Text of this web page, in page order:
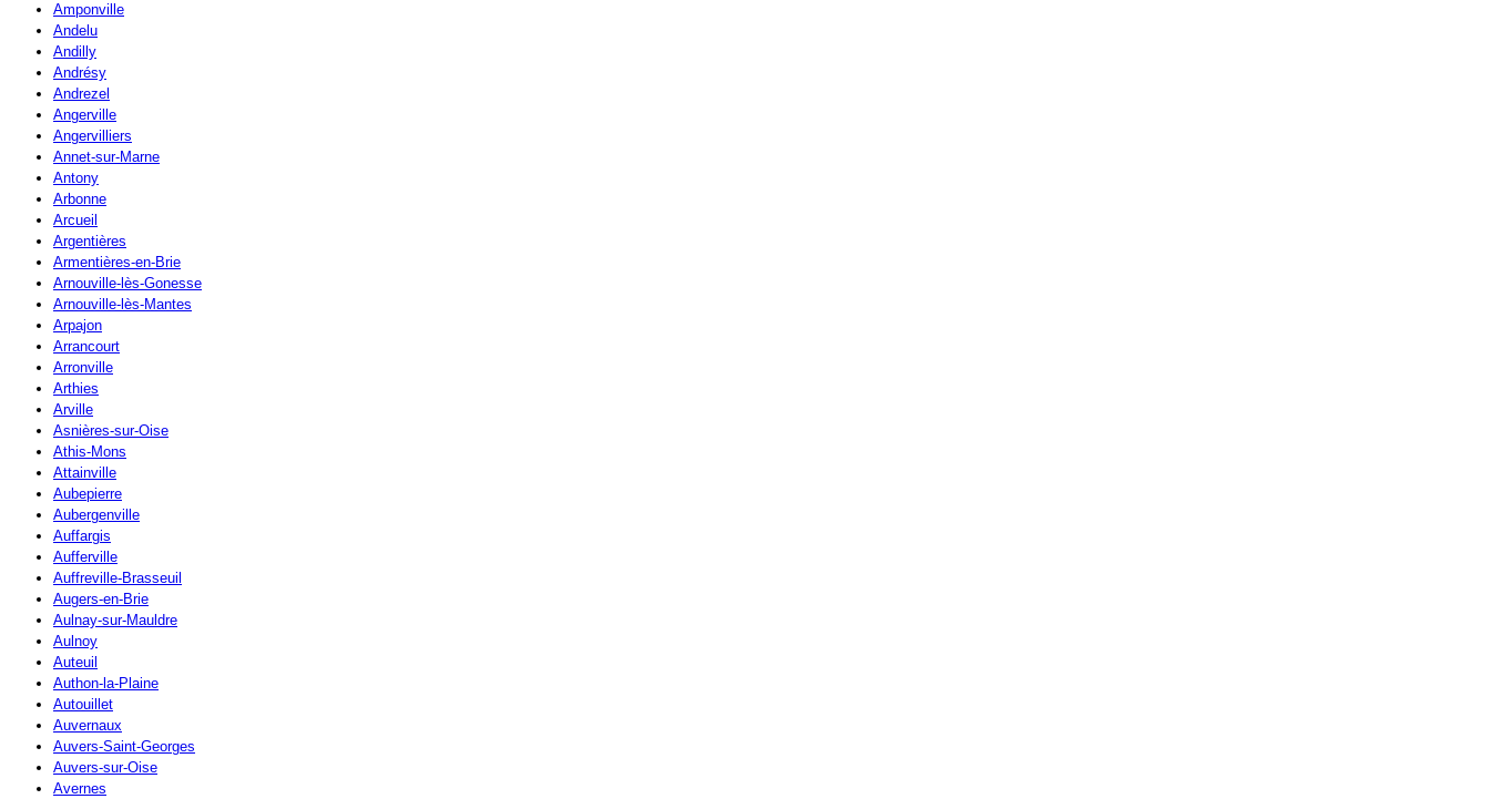
Amponville
Andelu
Andilly
Andrésy
Andrezel
Angerville
Angervilliers
Annet-sur-Marne
Antony
Arbonne
Arcueil
Argentières
Armentières-en-Brie
Arnouville-lès-Gonesse
Arnouville-lès-Mantes
Arpajon
Arrancourt
Arronville
Arthies
Arville
Asnières-sur-Oise
Athis-Mons
Attainville
Aubepierre
Aubergenville
Auffargis
Aufferville
Auffreville-Brasseuil
Augers-en-Brie
Aulnay-sur-Mauldre
Aulnoy
Auteuil
Authon-la-Plaine
Autouillet
Auvernaux
Auvers-Saint-Georges
Auvers-sur-Oise
Avernes